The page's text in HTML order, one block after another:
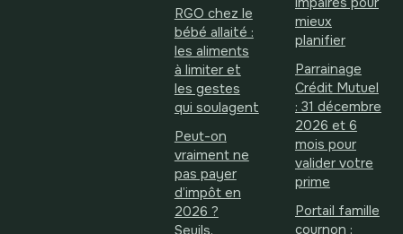
RGO chez le
bébé allaité :
les aliments
à limiter et
les gestes
qui soulagent
Peut-on
vraiment ne
pas payer
d’impôt en
2026 ?
mieux
planifier
Parrainage
Crédit Mutuel
: 31 décembre
2026 et 6
mois pour
valider votre
prime
Portail famille
cournon :